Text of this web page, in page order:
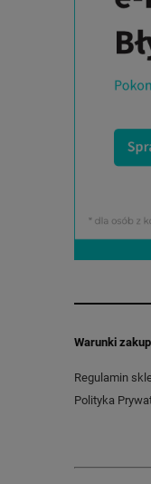
Warunki
Regulamin
Polityka